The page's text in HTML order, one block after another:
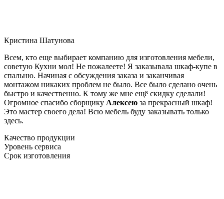
Кристина Шатунова
Всем, кто еще выбирает компанию для изготовления мебели,
советую Кухни мол! Не пожалеете! Я заказывала шкаф-купе в
спальню. Начиная с обсуждения заказа и заканчивая
монтажом никаких проблем не было. Все было сделано очень
быстро и качественно. К тому же мне ещё скидку сделали!
Огромное спасибо сборщику Алексею за прекрасный шкаф!
Это мастер своего дела! Всю мебель буду заказывать только
здесь.
Качество продукции
Уровень сервиса
Срок изготовления